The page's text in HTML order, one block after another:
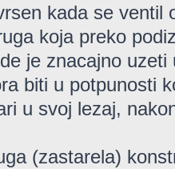
kada se ventil
koja preko
je znacajno
biti u potpunosti
u svoj lezaj,
(zastarela)